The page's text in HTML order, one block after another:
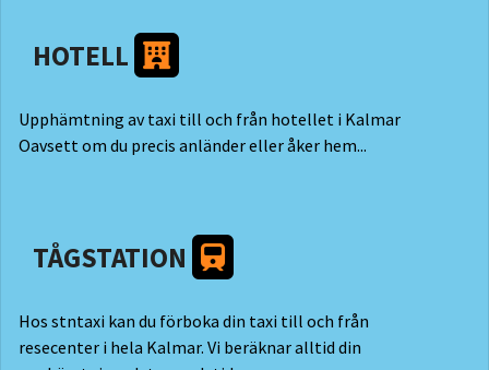
HOTELL
Upphämtning av taxi till och från hotellet i Kalmar
Oavsett om du precis anländer eller åker hem...
TÅGSTATION
Hos stntaxi kan du förboka din taxi till och från
resecenter i hela Kalmar. Vi beräknar alltid din